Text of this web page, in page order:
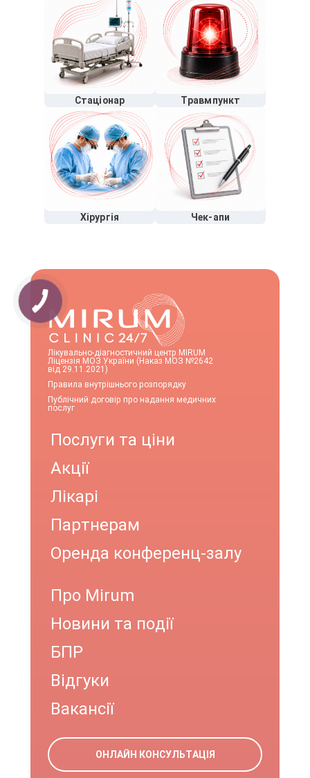
Стаціонар Травмпункт
Хірургія Чек-апи
Лікувально-діагностичний центр MIRUM
Ліцензія МОЗ України (Наказ МОЗ №2642
від 29.11.2021)
Правила внутрішнього розпорядку
Публічний договір про надання медичних
послуг
Послуги та ціни
Акції
Лікарі
Партнерам
Оренда конференц-залу
Про Mirum
Новини та події
БПР
Відгуки
Вакансії
ОНЛАЙН КОНСУЛЬТАЦІЯ